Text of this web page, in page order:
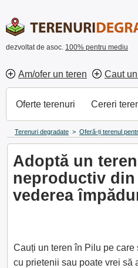
dezvoltat de asoc. 100% pentru mediu
Am/ofer un teren Caut
Oferte terenuri Cereri
Terenuri degradate > Oferă-ți terenul
Adoptă un
neproductiv
vederea
Cauți un teren în Pilu pe
cu prietenii sau poate vrei să